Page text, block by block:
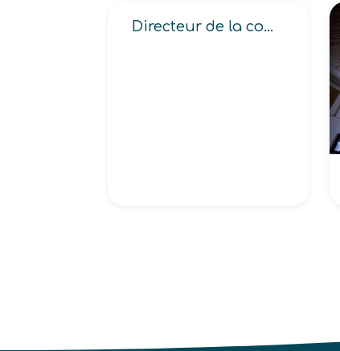
Directeur de la communication